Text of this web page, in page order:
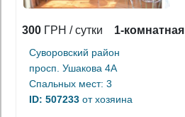
300 ГРН / сутки 1-комнатная
Суворовский район
просп. Ушакова 4А
Спальных мест: 3
ID: 507233 от хозяина